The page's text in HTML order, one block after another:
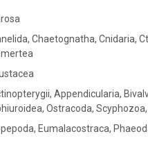
Chaetognatha, Cnidaria,
Appendicularia,
Ostracoda,
Eumalacostraca,